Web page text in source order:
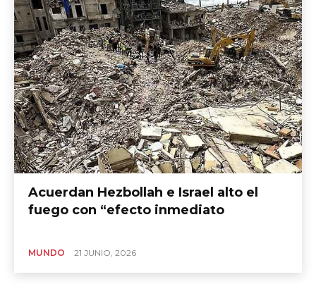
Acuerdan Hezbollah e Israel alto el
fuego con “efecto inmediato
MUNDO 21 JUNIO, 2026